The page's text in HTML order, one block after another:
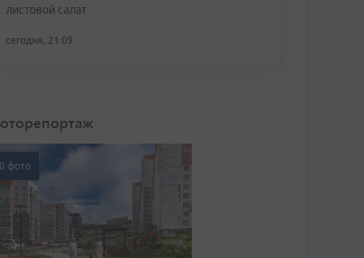
листовой салат
сегодня, 21:09
фото